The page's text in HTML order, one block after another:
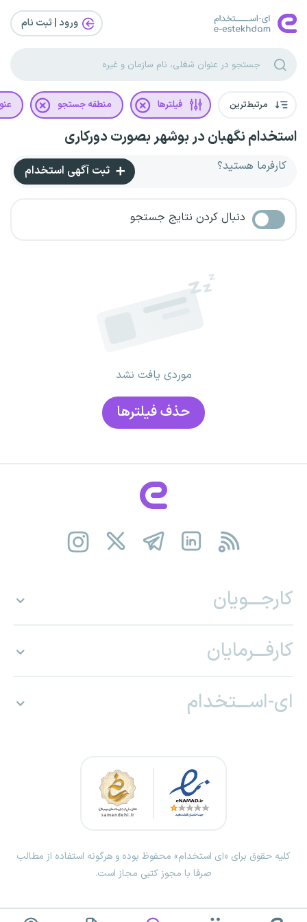
ورود | ثبت‌ نام
مرتبط‌ترین فیلترها منطقه جستجو
استخدام نگهبان در بوشهر بصورت دورکاری
کارفرما هستید؟ ثبت آگهی استخدام
دنبال کردن نتایج جستجو
موردی یافت نشد
حذف فیلتر‌ها
کارجـــویان
کارفـــرمایان
ای-اســـتخدام
کلیه حقوق برای «ای استخدام» محفوظ بوده و هرگونه استفاده از مطالب
صرفا با مجوز کتبی مجاز است.